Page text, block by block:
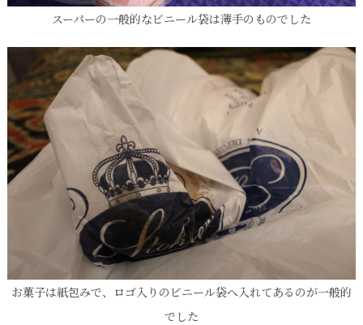
スーパーの一般的なビニール袋は薄手のものでした
お菓子は紙包みで、ロゴ入りのビニール袋へ入れてあるのが一般的
でした